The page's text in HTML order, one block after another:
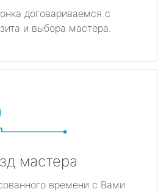
договариваемся с
и выбора мастера.
мастера
времени с Вами